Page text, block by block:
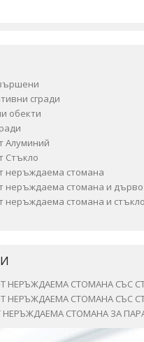
сгради
обекти
Алуминий
Стъкло
неръждаема стомана
неръждаема стомана и дърво
неръждаема стомана и стъкло
НЕРЪЖДАЕМА СТОМАНА СЪС
НЕРЪЖДАЕМА СТОМАНА СЪС
НЕРЪЖДАЕМА СТОМАНА ЗА